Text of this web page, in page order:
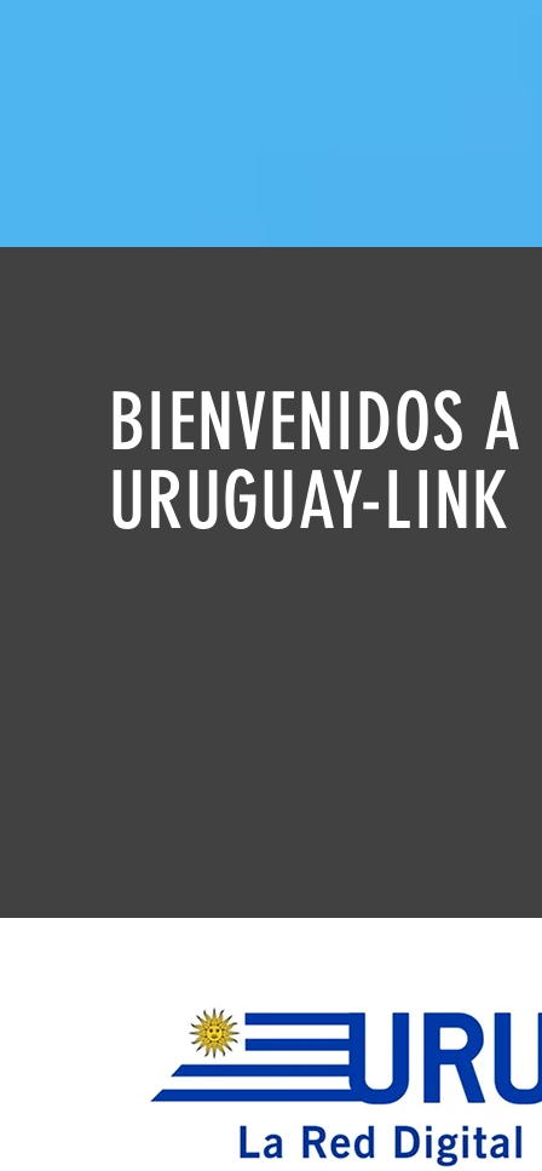
BIENVENIDOS A
URUGUAY-LINK